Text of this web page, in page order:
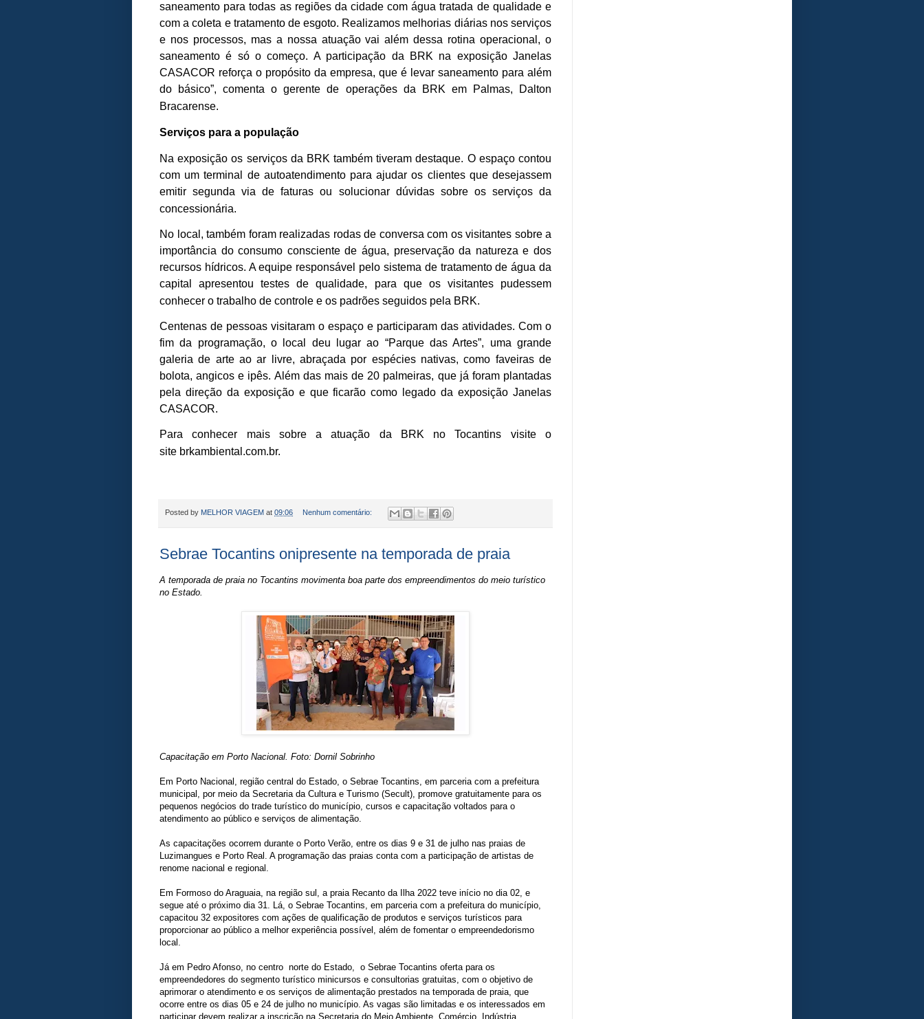
saneamento para todas as regiões da cidade com água tratada de qualidade e
com a coleta e tratamento de esgoto. Realizamos melhorias diárias nos serviços
e nos processos, mas a nossa atuação vai além dessa rotina operacional, o
saneamento é só o começo. A participação da BRK na exposição Janelas
CASACOR reforça o propósito da empresa, que é levar saneamento para além
do básico”, comenta o gerente de operações da BRK em Palmas, Dalton
Bracarense.
Serviços para a população
Na exposição os serviços da BRK também tiveram destaque. O espaço contou
com um terminal de autoatendimento para ajudar os clientes que desejassem
emitir segunda via de faturas ou solucionar dúvidas sobre os serviços da
concessionária.
No local, também foram realizadas rodas de conversa com os visitantes sobre a
importância do consumo consciente de água, preservação da natureza e dos
recursos hídricos. A equipe responsável pelo sistema de tratamento de água da
capital apresentou testes de qualidade, para que os visitantes pudessem
conhecer o trabalho de controle e os padrões seguidos pela BRK.
Centenas de pessoas visitaram o espaço e participaram das atividades. Com o
fim da programação, o local deu lugar ao “Parque das Artes”, uma grande
galeria de arte ao ar livre, abraçada por espécies nativas, como faveiras de
bolota, angicos e ipês. Além das mais de 20 palmeiras, que já foram plantadas
pela direção da exposição e que ficarão como legado da exposição Janelas
CASACOR.
Para conhecer mais sobre a atuação da BRK no Tocantins visite o
site brkambiental.com.br.
Posted by MELHOR VIAGEM at 09:06 Nenhum comentário:
Sebrae Tocantins onipresente na temporada de praia
A temporada de praia no Tocantins movimenta boa parte dos empreendimentos do meio turístico
no Estado.
Capacitação em Porto Nacional. Foto: Dornil Sobrinho
Em Porto Nacional, região central do Estado, o Sebrae Tocantins, em parceria com a prefeitura
municipal, por meio da Secretaria da Cultura e Turismo (Secult), promove gratuitamente para os
pequenos negócios do trade turístico do município, cursos e capacitação voltados para o
atendimento ao público e serviços de alimentação.
As capacitações ocorrem durante o Porto Verão, entre os dias 9 e 31 de julho nas praias de
Luzimangues e Porto Real. A programação das praias conta com a participação de artistas de
renome nacional e regional.
Em Formoso do Araguaia, na região sul, a praia Recanto da Ilha 2022 teve início no dia 02, e
segue até o próximo dia 31. Lá, o Sebrae Tocantins, em parceria com a prefeitura do município,
capacitou 32 expositores com ações de qualificação de produtos e serviços turísticos para
proporcionar ao público a melhor experiência possível, além de fomentar o empreendedorismo
local.
Já em Pedro Afonso, no centro norte do Estado, o Sebrae Tocantins oferta para os
empreendedores do segmento turístico minicursos e consultorias gratuitas, com o objetivo de
aprimorar o atendimento e os serviços de alimentação prestados na temporada de praia, que
ocorre entre os dias 05 e 24 de julho no município. As vagas são limitadas e os interessados em
participar devem realizar a inscrição na Secretaria do Meio Ambiente, Comércio, Indústria,